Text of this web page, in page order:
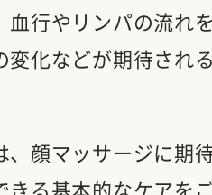
血行やリンパの流れ
変化などが期待され
、顔マッサージに期
きる基本的なケアを